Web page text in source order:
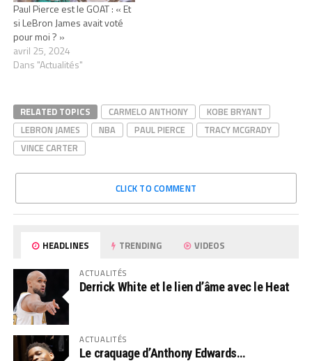
Paul Pierce est le GOAT : « Et
si LeBron James avait voté
pour moi ? »
avril 25, 2024
Dans "Actualités"
RELATED TOPICS CARMELO ANTHONY
KOBE BRYANT
LEBRON JAMES
NBA PAUL PIERCE
TRACY MCGRADY
VINCE CARTER
CLICK TO COMMENT
HEADLINES TRENDING VIDEOS
ACTUALITÉS
Derrick White et le lien d’âme avec le Heat
ACTUALITÉS
Le craquage d’Anthony Edwards…